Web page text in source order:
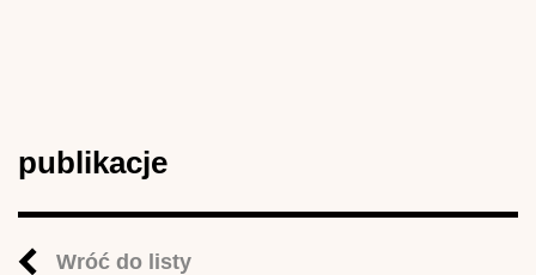
publikacje
Wróć do listy